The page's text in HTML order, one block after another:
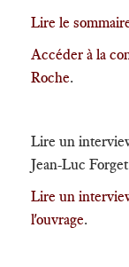
Lire le
Accéder à la
Roche.
Lire un
Jean-Luc
Lire un
l'ouvrage.